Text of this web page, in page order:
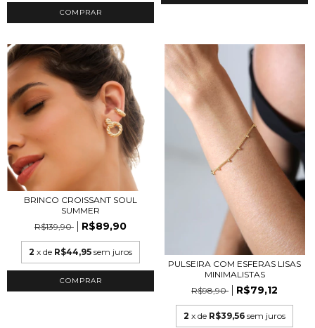
COMPRAR
BRINCO CROISSANT SOUL
SUMMER
R$139,90
R$89,90
2 x de R$44,95 sem juros
COMPRAR
PULSEIRA COM ESFERAS LISAS
MINIMALISTAS
R$98,90
R$79,12
2 x de R$39,56 sem juros